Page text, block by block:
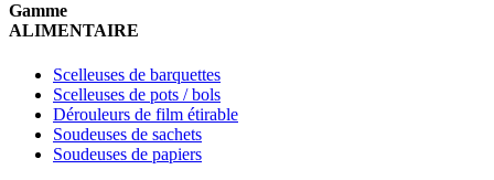
Gamme
ALIMENTAIRE
Scelleuses de barquettes
Scelleuses de pots / bols
Dérouleurs de film étirable
Soudeuses de sachets
Soudeuses de papiers